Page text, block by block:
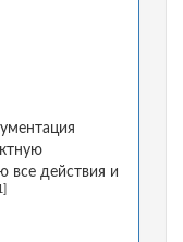
действия и